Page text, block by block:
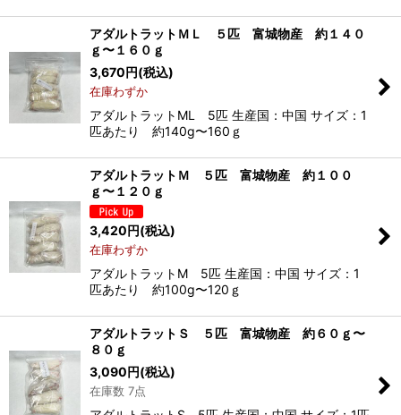
アダルトラットＭＬ ５匹 富城物産 約１４０
ｇ〜１６０ｇ
3,670円(税込)
在庫わずか
アダルトラットML 5匹 生産国：中国 サイズ：1
匹あたり 約140g〜160ｇ
アダルトラットＭ ５匹 富城物産 約１００
ｇ〜１２０ｇ
3,420円(税込)
在庫わずか
アダルトラットM 5匹 生産国：中国 サイズ：1
匹あたり 約100g〜120ｇ
アダルトラットＳ ５匹 富城物産 約６０ｇ〜
８０ｇ
3,090円(税込)
在庫数 7点